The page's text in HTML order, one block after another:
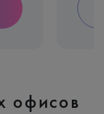
офисов